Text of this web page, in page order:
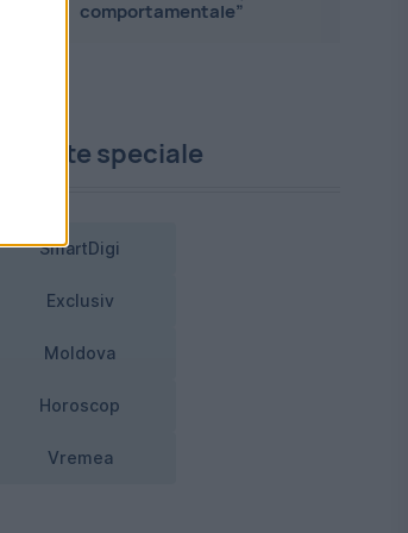
comportamentale”
Proiecte speciale
SmartDigi
Exclusiv
Moldova
Horoscop
Vremea